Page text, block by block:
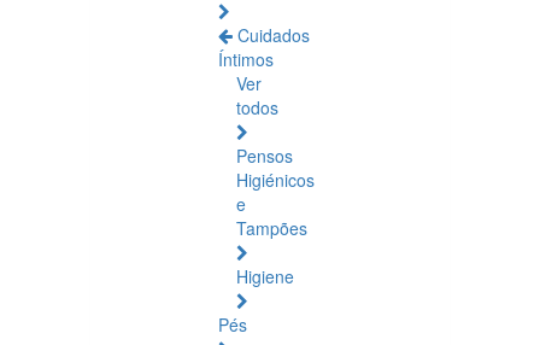
Cuidados
Íntimos
Ver
todos
Pensos
Higiénicos
e
Tampões
Higiene
Pés